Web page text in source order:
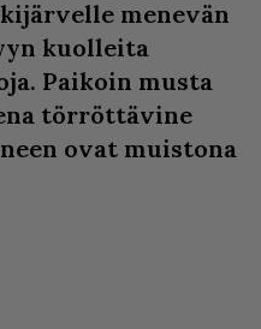
menevän
kuolleita
Paikoin musta
törröttävine
ovat muistona